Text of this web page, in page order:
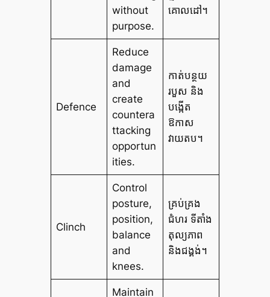
without
purpose.
គោលដៅ។
Defence
Reduce
damage
and
create
countera
ttacking
opportun
ities.
កាត់បន្ថយ
របួស និង
បង្កើត
ឱកាស
វាយតប។
Clinch
Control
posture,
position,
balance
and
knees.
គ្រប់គ្រង
ជំហរ ទីតាំង
តុល្យភាព
និងជង្គង់។
Maintain